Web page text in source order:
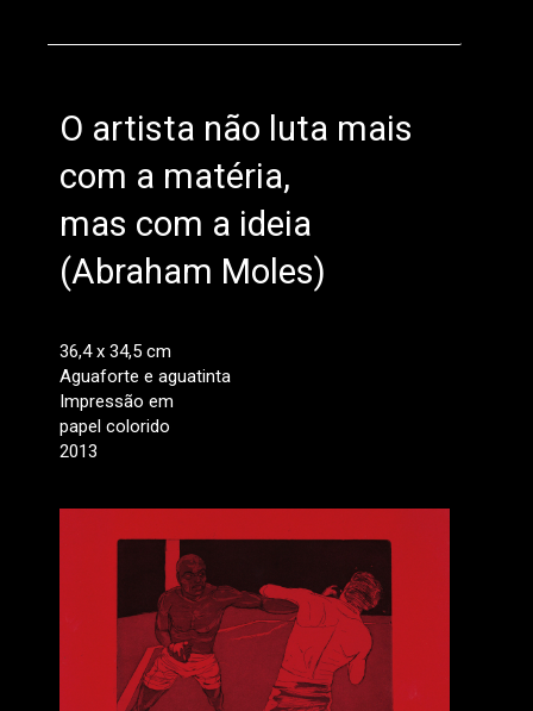
O artista não luta mais
com a matéria,
mas com a ideia
(Abraham Moles)
36,4 x 34,5 cm
Aguaforte e aguatinta
Impressão em
papel colorido
2013